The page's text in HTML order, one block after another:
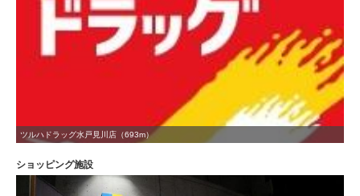
ツルハドラッグ水戸見川店（693m）
ショッピング施設